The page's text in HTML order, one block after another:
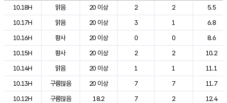
도시별 기상실황표로 지점, 날씨, 기온, 강수, 바람, 기압등을 안내한 표입
10.18H
맑음 20 이상 2 2
5.5
10.17H
맑음 20 이상 3 1
6.8
10.16H
황사 20 이상 0 0
8.6
10.15H
황사 20 이상 2 2
10.2
10.14H
맑음 20 이상 1 1
11.1
10.13H
구름많음 20 이상 7 7
11.7
10.12H
구름많음 18.2 7 2
12.4